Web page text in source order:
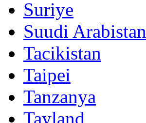
Suriye
Suudi Arabistan
Tacikistan
Taipei
Tanzanya
Tayland